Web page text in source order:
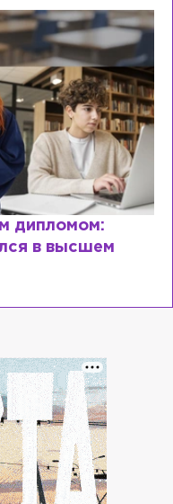
дипломом:
в высшем